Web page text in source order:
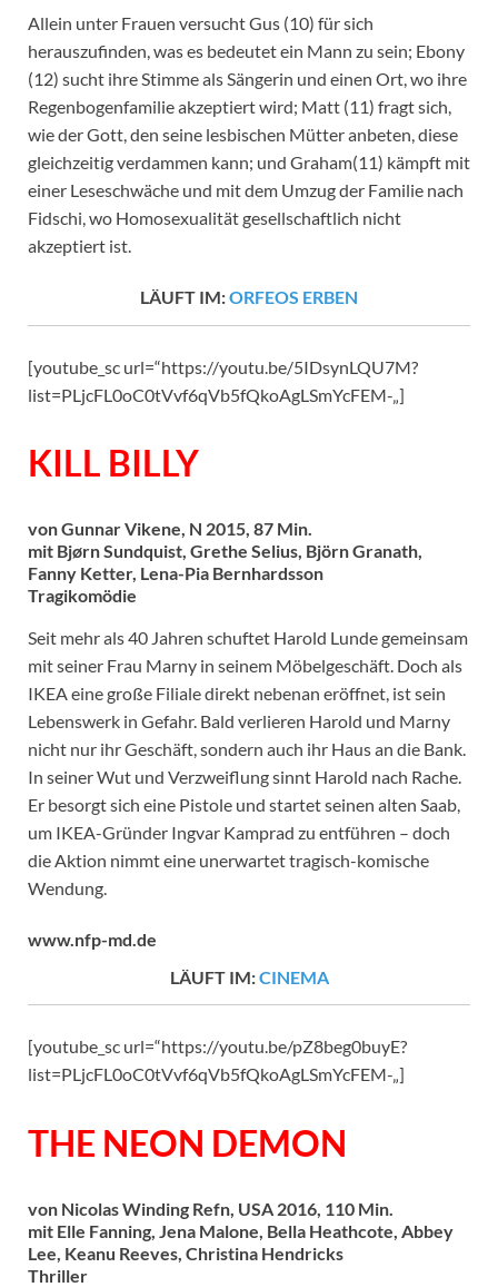
Allein unter Frauen versucht Gus (10) für sich
herauszufinden, was es bedeutet ein Mann zu sein; Ebony
(12) sucht ihre Stimme als Sängerin und einen Ort, wo ihre
Regenbogenfamilie akzeptiert wird; Matt (11) fragt sich,
wie der Gott, den seine lesbischen Mütter anbeten, diese
gleichzeitig verdammen kann; und Graham(11) kämpft mit
einer Leseschwäche und mit dem Umzug der Familie nach
Fidschi, wo Homosexualität gesellschaftlich nicht
akzeptiert ist.
LÄUFT IM:ORFEOS ERBEN
[youtube_sc url=“https://youtu.be/5IDsynLQU7M?
list=PLjcFL0oC0tVvf6qVb5fQkoAgLSmYcFEM-„]
KILL BILLY
von Gunnar Vikene, N 2015, 87 Min.
mit Bjørn Sundquist, Grethe Selius, Björn Granath,
Fanny Ketter, Lena-Pia Bernhardsson
Tragikomödie
Seit mehr als 40 Jahren schuftet Harold Lunde gemeinsam
mit seiner Frau Marny in seinem Möbelgeschäft. Doch als
IKEA eine große Filiale direkt nebenan eröffnet, ist sein
Lebenswerk in Gefahr. Bald verlieren Harold und Marny
nicht nur ihr Geschäft, sondern auch ihr Haus an die Bank.
In seiner Wut und Verzweiflung sinnt Harold nach Rache.
Er besorgt sich eine Pistole und startet seinen alten Saab,
um IKEA-Gründer Ingvar Kamprad zu entführen – doch
die Aktion nimmt eine unerwartet tragisch-komische
Wendung.
www.nfp-md.de
LÄUFT IM:CINEMA
[youtube_sc url=“https://youtu.be/pZ8beg0buyE?
list=PLjcFL0oC0tVvf6qVb5fQkoAgLSmYcFEM-„]
THE NEON DEMON
von Nicolas Winding Refn, USA 2016, 110 Min.
mit Elle Fanning, Jena Malone, Bella Heathcote, Abbey
Lee, Keanu Reeves, Christina Hendricks
Thriller